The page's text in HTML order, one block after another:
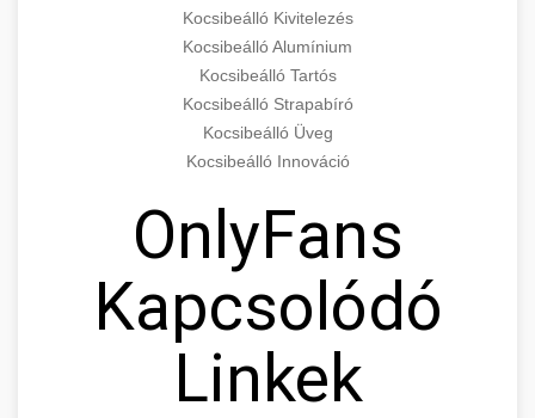
Kocsibeálló Kivitelezés
Kocsibeálló Alumínium
Kocsibeálló Tartós
Kocsibeálló Strapabíró
Kocsibeálló Üveg
Kocsibeálló Innováció
OnlyFans
Kapcsolódó
Linkek